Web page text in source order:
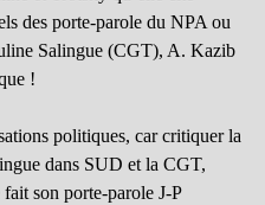
des porte-parole du NPA ou
Salingue (CGT), A. Kazib
!
politiques, car critiquer la
dans SUD et la CGT,
son porte-parole J-P